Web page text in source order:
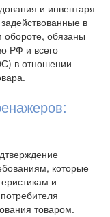
и инвентаря
в
обороте, обязаны
РФ и всего
в отношении
которые
и
товаром.